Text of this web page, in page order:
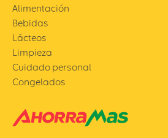
Alimentación
Bebidas
Lácteos
Limpieza
Cuidado personal
Congelados